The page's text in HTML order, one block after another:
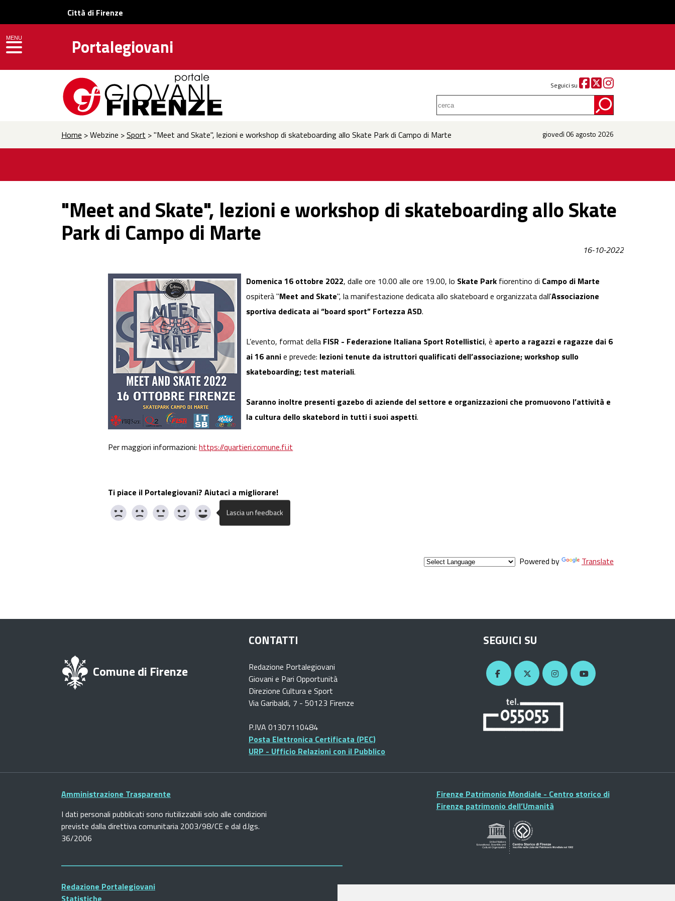
Città di Firenze
Portalegiovani
Seguici su
MENU
toggle navigation
Home > Webzine >Sport > "Meet and Skate", lezioni e workshop di skateboarding allo Skate Park di Campo di Marte giovedì 06 agosto 2026
"Meet and Skate", lezioni e workshop di skateboarding allo Skate
Park di Campo di Marte
16-10-2022
Domenica 16 ottobre 2022, dalle ore 10.00 alle ore 19.00, lo Skate Park fiorentino di Campo di Marte
ospiterà "Meet and Skate", la manifestazione dedicata allo skateboard e organizzata dall'Associazione
sportiva dedicata ai “board sport” Fortezza ASD.
L’evento, format della FISR - Federazione Italiana Sport Rotellistici, è aperto a ragazzi e ragazze dai 6
ai 16 annie prevede: lezioni tenute da istruttori qualificati dell’associazione; workshop sullo
skateboarding; test materiali.
Saranno inoltre presenti gazebo di aziende del settore e organizzazioni che promuovono l’attività e
la cultura dello skatebord in tutti i suoi aspetti.
Per maggiori informazioni:https://quartieri.comune.fi.it
Ti piace il Portalegiovani? Aiutaci a migliorare!
Powered by Translate
Comune di Firenze
CONTATTI
Redazione Portalegiovani
Giovani e Pari Opportunità
Direzione Cultura e Sport
Via Garibaldi, 7 - 50123 Firenze
P.IVA 01307110484
Posta Elettronica Certificata (PEC)
URP - Ufficio Relazioni con il Pubblico
SEGUICI SU
Amministrazione Trasparente
I dati personali pubblicati sono riutilizzabili solo alle condizioni
previste dalla direttiva comunitaria 2003/98/CE e dal d.lgs.
36/2006
Firenze Patrimonio Mondiale - Centro storico di
Firenze patrimonio dell’Umanità
Redazione Portalegiovani
Statistiche